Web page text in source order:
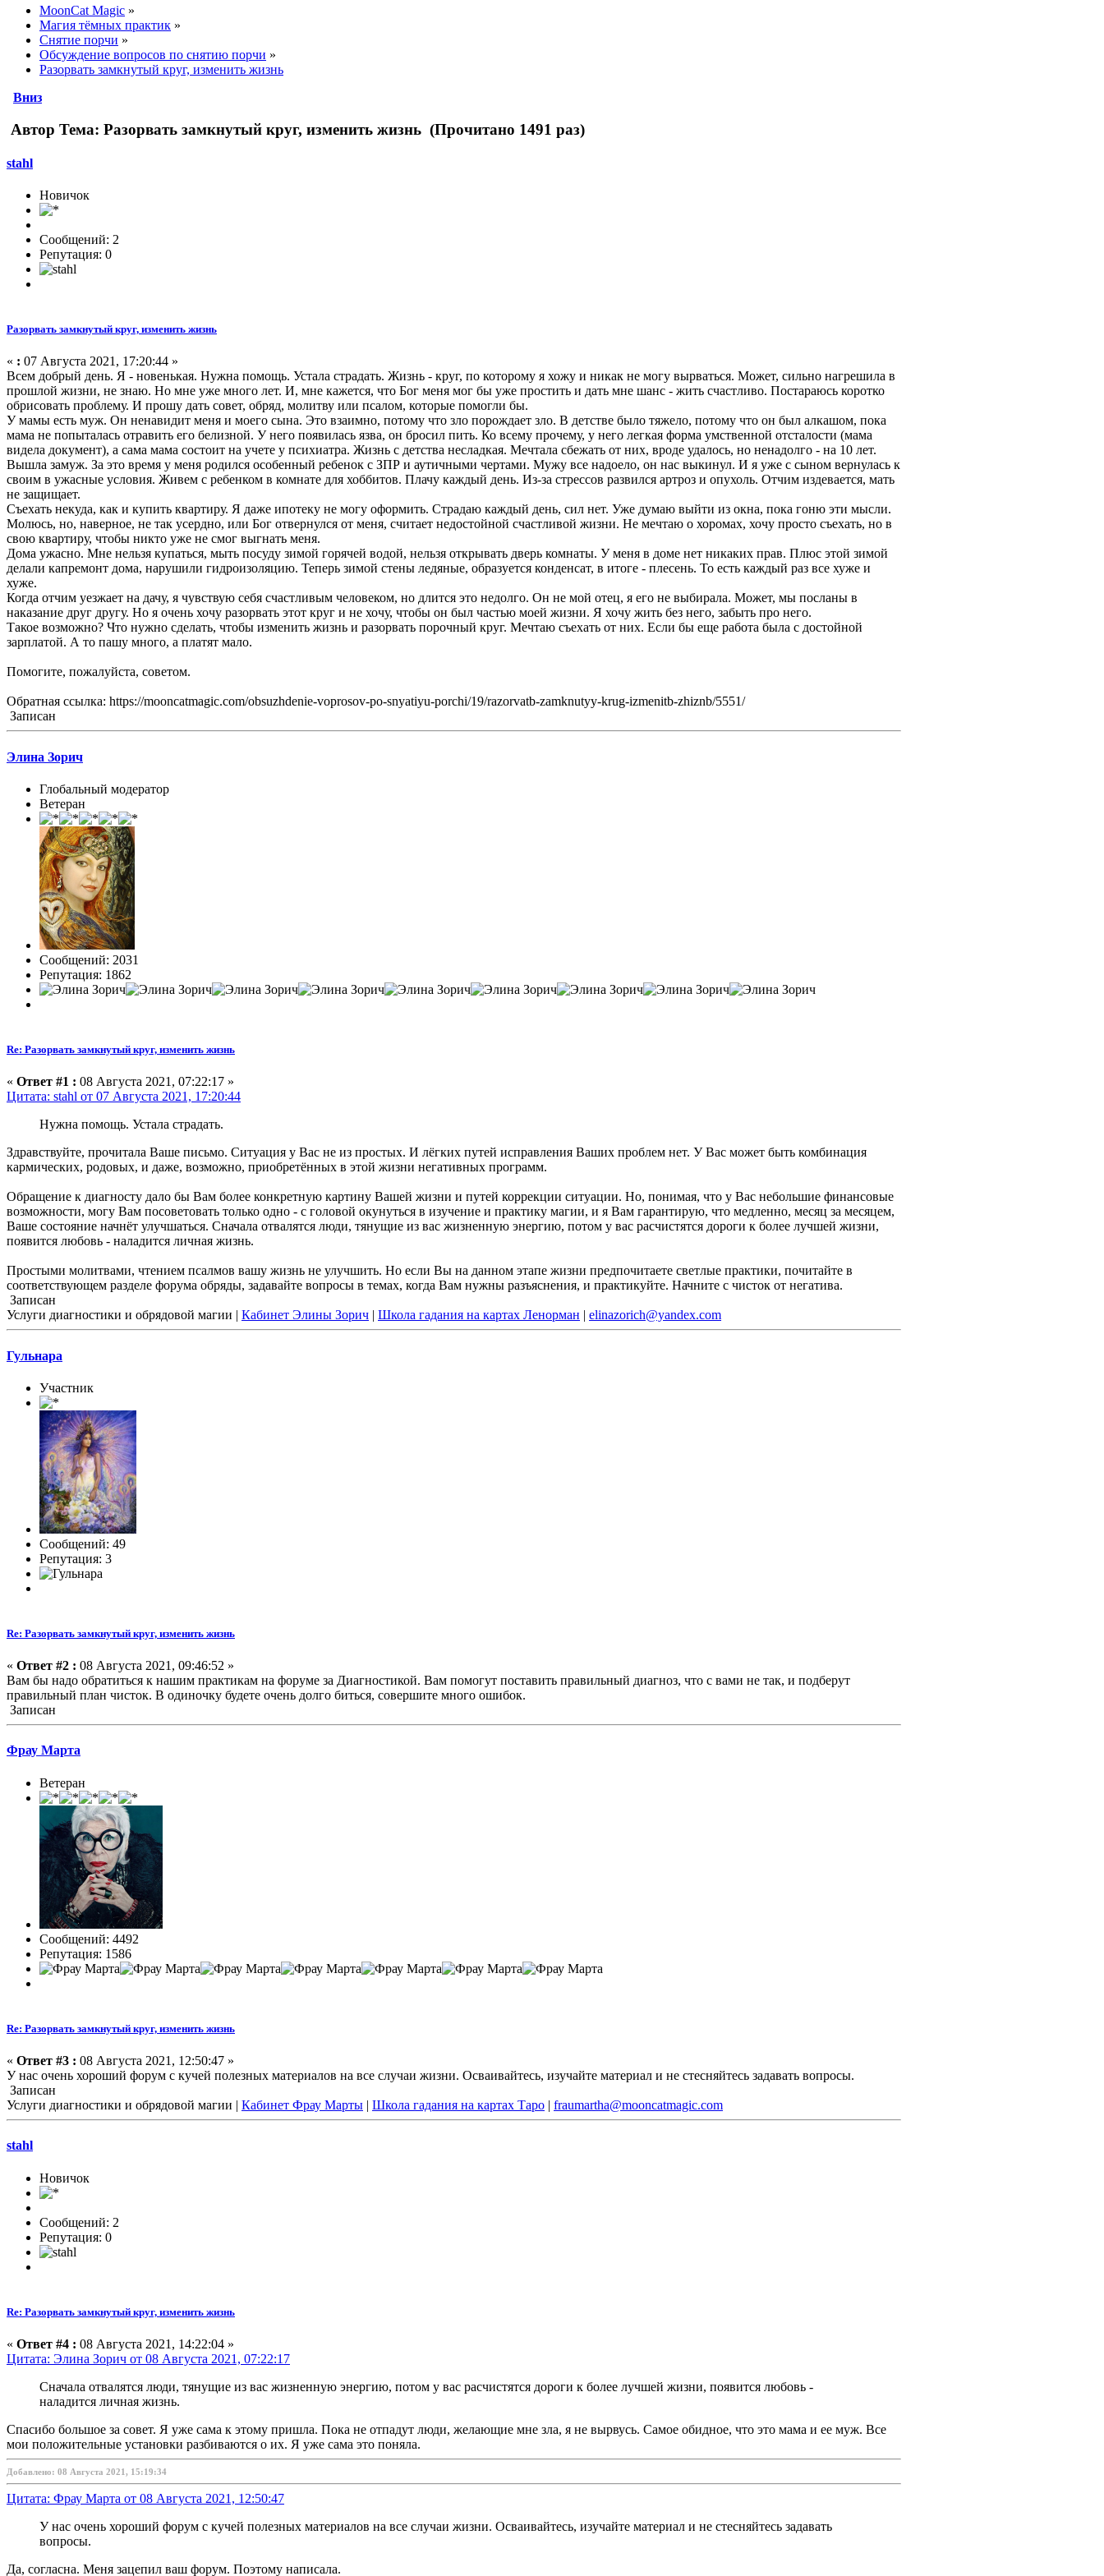
MoonCat Magic »
Магия тёмных практик »
Снятие порчи »
Обсуждение вопросов по снятию порчи »
Разорвать замкнутый круг, изменить жизнь
Вниз
Автор Тема: Разорвать замкнутый круг, изменить жизнь (Прочитано 1491 раз)
stahl
Новичок
Сообщений: 2
Репутация: 0
Разорвать замкнутый круг, изменить жизнь
« : 07 Августа 2021, 17:20:44 »
Всем добрый день. Я - новенькая. Нужна помощь. Устала страдать. Жизнь - круг, по которому я хожу и никак не могу вырваться. Может, сильно нагрешила в
прошлой жизни, не знаю. Но мне уже много лет. И, мне кажется, что Бог меня мог бы уже простить и дать мне шанс - жить счастливо. Постараюсь коротко
обрисовать проблему. И прошу дать совет, обряд, молитву или псалом, которые помогли бы.
У мамы есть муж. Он ненавидит меня и моего сына. Это взаимно, потому что зло порождает зло. В детстве было тяжело, потому что он был алкашом, пока
мама не попыталась отравить его белизной. У него появилась язва, он бросил пить. Ко всему прочему, у него легкая форма умственной отсталости (мама
видела документ), а сама мама состоит на учете у психиатра. Жизнь с детства несладкая. Мечтала сбежать от них, вроде удалось, но ненадолго - на 10 лет.
Вышла замуж. За это время у меня родился особенный ребенок с ЗПР и аутичными чертами. Мужу все надоело, он нас выкинул. И я уже с сыном вернулась к
своим в ужасные условия. Живем с ребенком в комнате для хоббитов. Плачу каждый день. Из-за стрессов развился артроз и опухоль. Отчим издевается, мать
не защищает.
Съехать некуда, как и купить квартиру. Я даже ипотеку не могу оформить. Страдаю каждый день, сил нет. Уже думаю выйти из окна, пока гоню эти мысли.
Молюсь, но, наверное, не так усердно, или Бог отвернулся от меня, считает недостойной счастливой жизни. Не мечтаю о хоромах, хочу просто съехать, но в
свою квартиру, чтобы никто уже не смог выгнать меня.
Дома ужасно. Мне нельзя купаться, мыть посуду зимой горячей водой, нельзя открывать дверь комнаты. У меня в доме нет никаких прав. Плюс этой зимой
делали капремонт дома, нарушили гидроизоляцию. Теперь зимой стены ледяные, образуется конденсат, в итоге - плесень. То есть каждый раз все хуже и
хуже.
Когда отчим уезжает на дачу, я чувствую себя счастливым человеком, но длится это недолго. Он не мой отец, я его не выбирала. Может, мы посланы в
наказание друг другу. Но я очень хочу разорвать этот круг и не хочу, чтобы он был частью моей жизни. Я хочу жить без него, забыть про него.
Такое возможно? Что нужно сделать, чтобы изменить жизнь и разорвать порочный круг. Мечтаю съехать от них. Если бы еще работа была с достойной
зарплатой. А то пашу много, а платят мало.
Помогите, пожалуйста, советом.
Обратная ссылка: https://mooncatmagic.com/obsuzhdenie-voprosov-po-snyatiyu-porchi/19/razorvatb-zamknutyy-krug-izmenitb-zhiznb/5551/
Записан
Элина Зорич
Глобальный модератор
Ветеран
Сообщений: 2031
Репутация: 1862
Re: Разорвать замкнутый круг, изменить жизнь
« Ответ #1 : 08 Августа 2021, 07:22:17 »
Цитата: stahl от 07 Августа 2021, 17:20:44
Нужна помощь. Устала страдать.
Здравствуйте, прочитала Ваше письмо. Ситуация у Вас не из простых. И лёгких путей исправления Ваших проблем нет. У Вас может быть комбинация
кармических, родовых, и даже, возможно, приобретённых в этой жизни негативных программ.
Обращение к диагносту дало бы Вам более конкретную картину Вашей жизни и путей коррекции ситуации. Но, понимая, что у Вас небольшие финансовые
возможности, могу Вам посоветовать только одно - с головой окунуться в изучение и практику магии, и я Вам гарантирую, что медленно, месяц за месяцем,
Ваше состояние начнёт улучшаться. Сначала отвалятся люди, тянущие из вас жизненную энергию, потом у вас расчистятся дороги к более лучшей жизни,
появится любовь - наладится личная жизнь.
Простыми молитвами, чтением псалмов вашу жизнь не улучшить. Но если Вы на данном этапе жизни предпочитаете светлые практики, почитайте в
соответствующем разделе форума обряды, задавайте вопросы в темах, когда Вам нужны разъяснения, и практикуйте. Начните с чисток от негатива.
Записан
Услуги диагностики и обрядовой магии | Кабинет Элины Зорич | Школа гадания на картах Ленорман | elinazorich@yandex.com
Гульнара
Участник
Сообщений: 49
Репутация: 3
Re: Разорвать замкнутый круг, изменить жизнь
« Ответ #2 : 08 Августа 2021, 09:46:52 »
Вам бы надо обратиться к нашим практикам на форуме за Диагностикой. Вам помогут поставить правильный диагноз, что с вами не так, и подберут
правильный план чисток. В одиночку будете очень долго биться, совершите много ошибок.
Записан
Фрау Марта
Ветеран
Сообщений: 4492
Репутация: 1586
Re: Разорвать замкнутый круг, изменить жизнь
« Ответ #3 : 08 Августа 2021, 12:50:47 »
У нас очень хороший форум с кучей полезных материалов на все случаи жизни. Осваивайтесь, изучайте материал и не стесняйтесь задавать вопросы.
Записан
Услуги диагностики и обрядовой магии | Кабинет Фрау Марты | Школа гадания на картах Таро | fraumartha@mooncatmagic.com
stahl
Новичок
Сообщений: 2
Репутация: 0
Re: Разорвать замкнутый круг, изменить жизнь
« Ответ #4 : 08 Августа 2021, 14:22:04 »
Цитата: Элина Зорич от 08 Августа 2021, 07:22:17
Сначала отвалятся люди, тянущие из вас жизненную энергию, потом у вас расчистятся дороги к более лучшей жизни, появится любовь -
наладится личная жизнь.
Спасибо большое за совет. Я уже сама к этому пришла. Пока не отпадут люди, желающие мне зла, я не вырвусь. Самое обидное, что это мама и ее муж. Все
мои положительные установки разбиваются о их. Я уже сама это поняла.
Добавлено: 08 Августа 2021, 15:19:34
Цитата: Фрау Марта от 08 Августа 2021, 12:50:47
У нас очень хороший форум с кучей полезных материалов на все случаи жизни. Осваивайтесь, изучайте материал и не стесняйтесь задавать
вопросы.
Да, согласна. Меня зацепил ваш форум. Поэтому написала.